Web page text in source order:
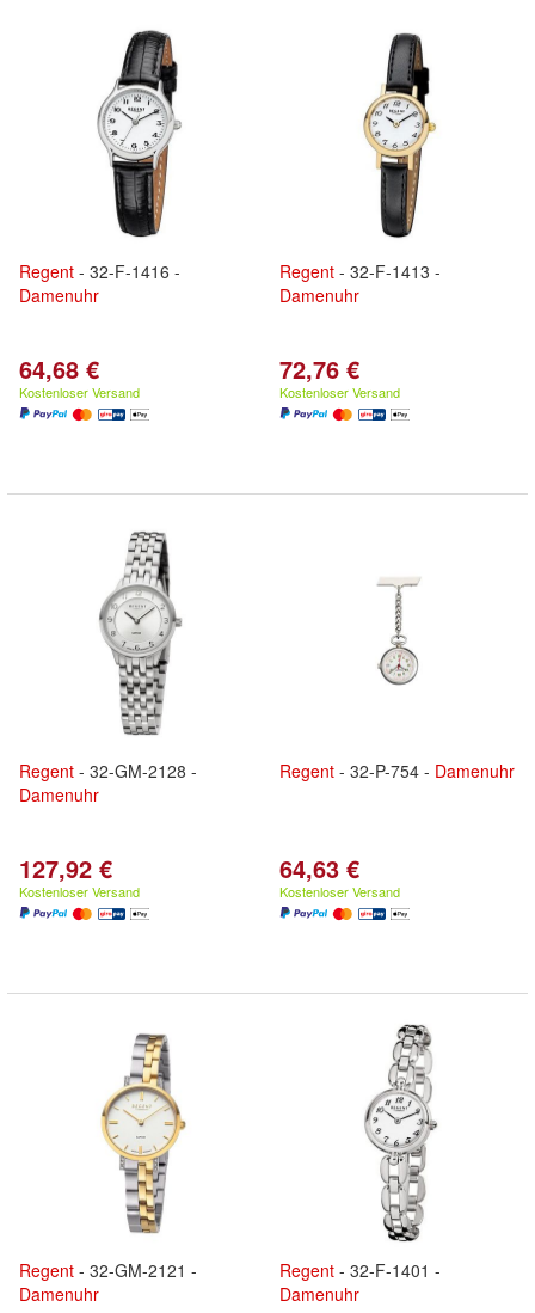
Regent - 32-F-1416 -
Damenuhr
64,68 €
Kostenloser Versand
Regent - 32-F-1413 -
Damenuhr
72,76 €
Kostenloser Versand
Regent - 32-GM-2128 -
Damenuhr
127,92 €
Kostenloser Versand
Regent - 32-P-754 - Damenuhr
64,63 €
Kostenloser Versand
Regent - 32-GM-2121 -
Damenuhr
Regent - 32-F-1401 -
Damenuhr